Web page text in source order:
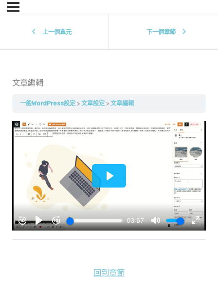
上一個單元 下一個章節
文章編輯
一般WordPress設定 文章設定 文章編輯
回到章節